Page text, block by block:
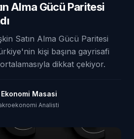
Alma Gücü Paritesi
Satın Alma Gücü Paritesi
kişi başına gayrisafi
dikkat çekiyor.
Masasi
Analisti